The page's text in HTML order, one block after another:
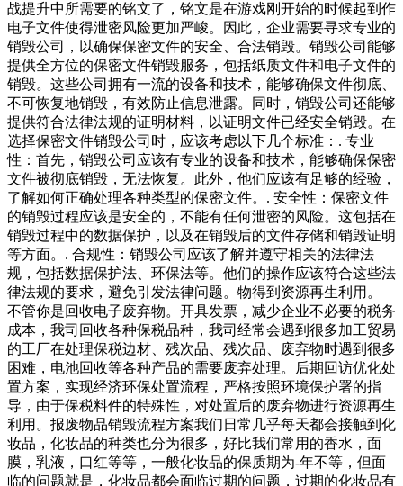
战提升中所需要的铭文了，铭文是在游戏刚开始的时候起到作
电子文件使得泄密风险更加严峻。因此，企业需要寻求专业的
销毁公司，以确保保密文件的安全、合法销毁。销毁公司能够
提供全方位的保密文件销毁服务，包括纸质文件和电子文件的
销毁。这些公司拥有一流的设备和技术，能够确保文件彻底、
不可恢复地销毁，有效防止信息泄露。同时，销毁公司还能够
提供符合法律法规的证明材料，以证明文件已经安全销毁。在
选择保密文件销毁公司时，应该考虑以下几个标准：. 专业
性：首先，销毁公司应该有专业的设备和技术，能够确保保密
文件被彻底销毁，无法恢复。此外，他们应该有足够的经验，
了解如何正确处理各种类型的保密文件。. 安全性：保密文件
的销毁过程应该是安全的，不能有任何泄密的风险。这包括在
销毁过程中的数据保护，以及在销毁后的文件存储和销毁证明
等方面。. 合规性：销毁公司应该了解并遵守相关的法律法
规，包括数据保护法、环保法等。他们的操作应该符合这些法
律法规的要求，避免引发法律问题。物得到资源再生利用。
不管你是回收电子废弃物。开具发票，减少企业不必要的税务
成本，我司回收各种保税品种，我司经常会遇到很多加工贸易
的工厂在处理保税边材、残次品、残次品、废弃物时遇到很多
困难，电池回收等各种产品的需要废弃处理。后期回访优化处
置方案，实现经济环保处置流程，严格按照环境保护署的指
导，由于保税料件的特殊性，对处置后的废弃物进行资源再生
利用。报废物品销毁流程方案我们日常几乎每天都会接触到化
妆品，化妆品的种类也分为很多，好比我们常用的香水，面
膜，乳液，口红等等，一般化妆品的保质期为-年不等，但面
临的问题就是，化妆品都会面临过期的问题，过期的化妆品有